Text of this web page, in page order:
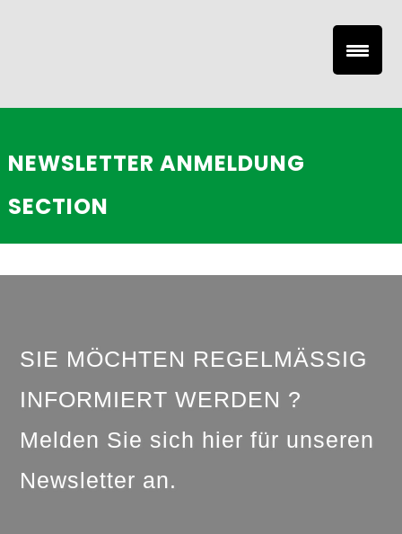
NEWSLETTER ANMELDUNG
SECTION
SIE MÖCHTEN REGELMÄSSIG
INFORMIERT WERDEN ?
Melden Sie sich hier für unseren
Newsletter an.